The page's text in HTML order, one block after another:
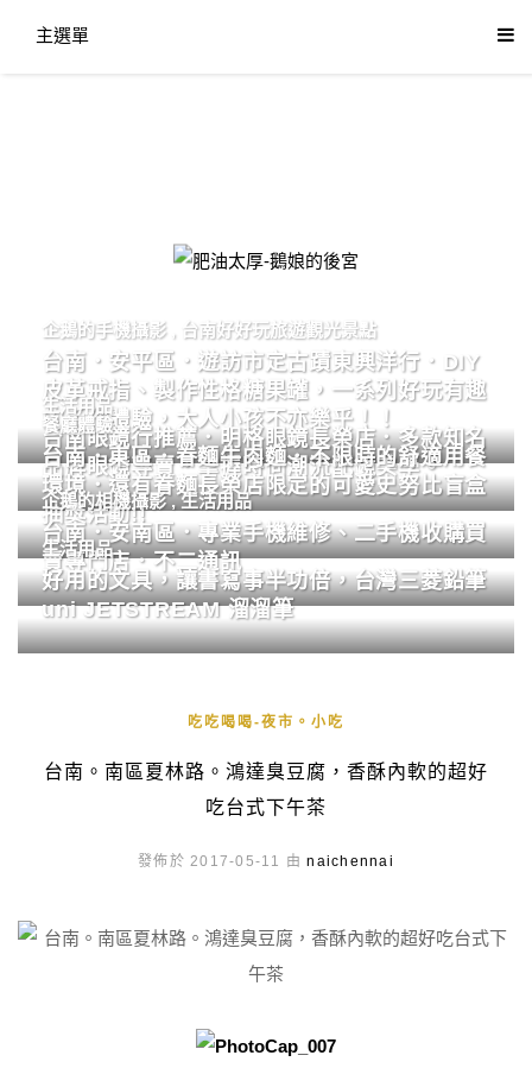
主選單
肥油太厚-鵝娘的後宮
企鵝的手機攝影 台南好好玩旅遊觀光景點
台南．安平區．遊訪市定古蹟東興洋行．DIY
皮革戒指、製作性格糖果罐，一系列好玩有趣
的手作體驗，大人小孩不亦樂乎！！
生活用品
台南眼鏡行推薦．明格眼鏡長榮店．多款知名
品牌眼鏡專賣．掌握時尚潮流配鏡美學。
餐廳體驗
台南．東區．眷麵牛肉麵．不限時的舒適用餐
環境．還有眷麵長榮店限定的可愛史努比盲盒
抽獎活動!!
企鵝的相機攝影,生活用品
台南．安南區．專業手機維修、二手機收購買
賣專門店．不二通訊
生活用品
好用的文具，讓書寫事半功倍，台灣三菱鉛筆
uni JETSTREAM 溜溜筆
吃吃喝喝-夜市。小吃
台南。南區夏林路。鴻達臭豆腐，香酥內軟的超好
吃台式下午茶
發佈於 2017-05-11 由naichennai